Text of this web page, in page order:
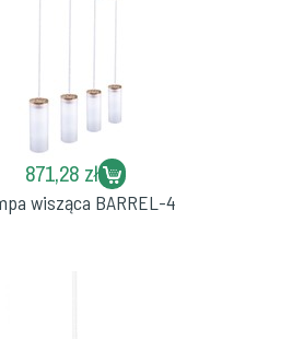
871,28 zł
wisząca BARREL-4